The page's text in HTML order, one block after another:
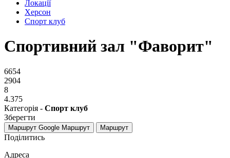
Локації
Херсон
Спорт клуб
Спортивний зал "Фаворит"
6654
2904
8
4.375
Категорія - Спорт клуб
Зберегти
Маршрут Google Маршрут Маршрут
Поділитись
Адреса